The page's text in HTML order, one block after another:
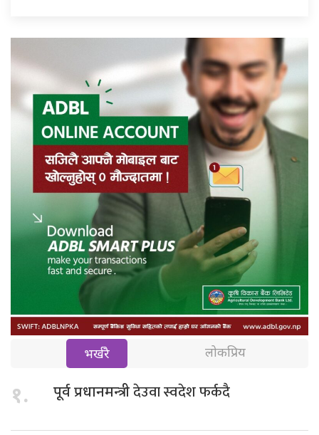
भर्खरै लोकप्रिय
१. पूर्व प्रधानमन्त्रीदेउवा स्वदेश फर्कदै